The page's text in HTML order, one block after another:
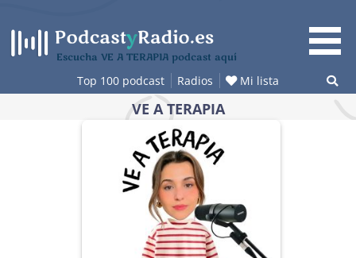
contenido
Escucha VE A TERAPIA podcast aquí
Top 100 podcast Radios Mi lista
VE A TERAPIA